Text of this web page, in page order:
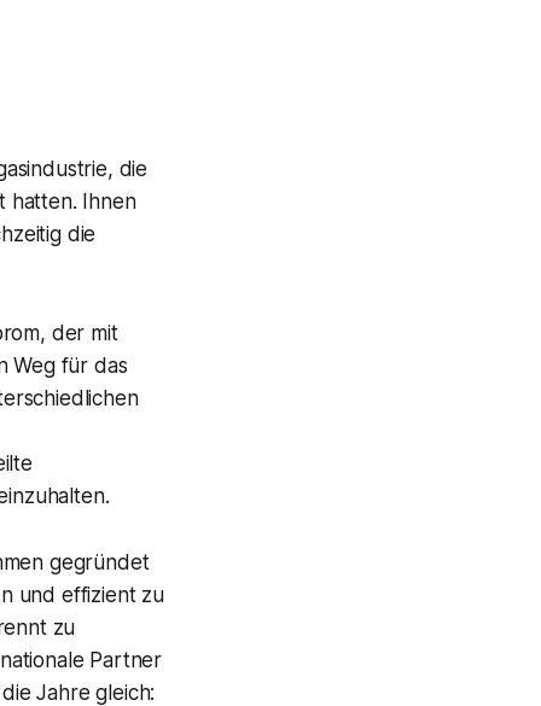
die
hatten. Ihnen
die
der mit
Weg für das
gegründet
und effizient zu
zu
Partner
Jahre gleich: